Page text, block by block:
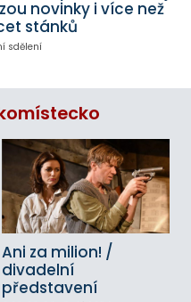
novinky i více než
stánků
sdělení
Ani za milion! /
divadelní
představení